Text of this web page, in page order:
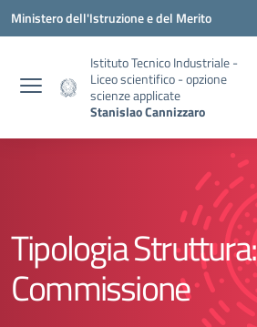
Vai ai contenuti
Vai al menu di navigazione
Vai al footer
Ministero dell'Istruzione e del Merito
Istituto Tecnico Industriale -
Liceo scientifico - opzione
scienze applicate
Stanislao Cannizzaro
Tipologia Struttura:
Commissione